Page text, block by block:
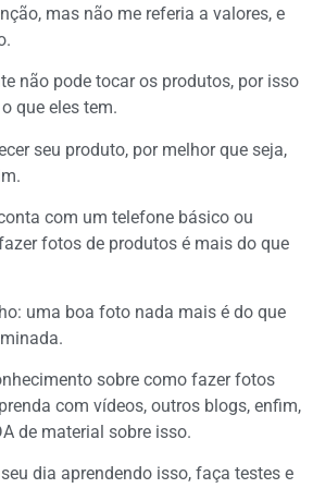
mas não me referia a valores, e
não pode tocar os produtos, por isso
que eles tem.
seu produto, por melhor que seja,
com um telefone básico ou
fotos de produtos é mais do que
uma boa foto nada mais é do que
sobre como fazer fotos
com vídeos, outros blogs, enfim,
de material sobre isso.
dia aprendendo isso, faça testes e